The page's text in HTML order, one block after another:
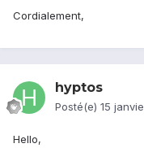
Cordialement,
hyptos
Posté(e) 15
Hello,